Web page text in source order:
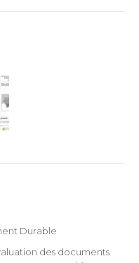
Durable
des documents